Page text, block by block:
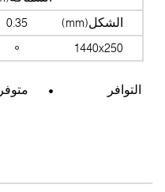
الشكل(mm)
0.35
1440x250
التوافر متوفر